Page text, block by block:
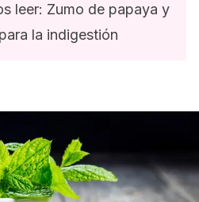
leer: Zumo de papaya y
la indigestión